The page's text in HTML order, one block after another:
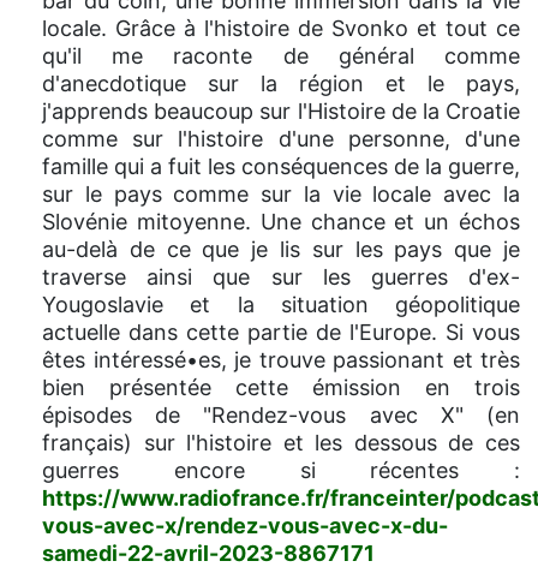
locale. Grâce à l'histoire de Svonko et tout ce
qu'il me raconte de général comme
d'anecdotique sur la région et le pays,
j'apprends beaucoup sur l'Histoire de la Croatie
comme sur l'histoire d'une personne, d'une
famille qui a fuit les conséquences de la guerre,
sur le pays comme sur la vie locale avec la
Slovénie mitoyenne. Une chance et un échos
au-delà de ce que je lis sur les pays que je
traverse ainsi que sur les guerres d'ex-
Yougoslavie et la situation géopolitique
actuelle dans cette partie de l'Europe. Si vous
êtes intéressé•es, je trouve passionant et très
bien présentée cette émission en trois
épisodes de "Rendez-vous avec X" (en
français) sur l'histoire et les dessous de ces
guerres encore si récentes :
https://www.radiofrance.fr/franceinter/
vous-avec-x/rendez-vous-avec-x-du-
samedi-22-avril-2023-8867171